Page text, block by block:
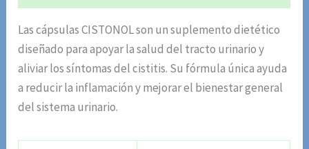
Las cápsulas CISTONOL son un suplemento dietético
diseñado para apoyar la salud del tracto urinario y
aliviar los síntomas del cistitis. Su fórmula única ayuda
a reducir la inflamación y mejorar el bienestar general
del sistema urinario.